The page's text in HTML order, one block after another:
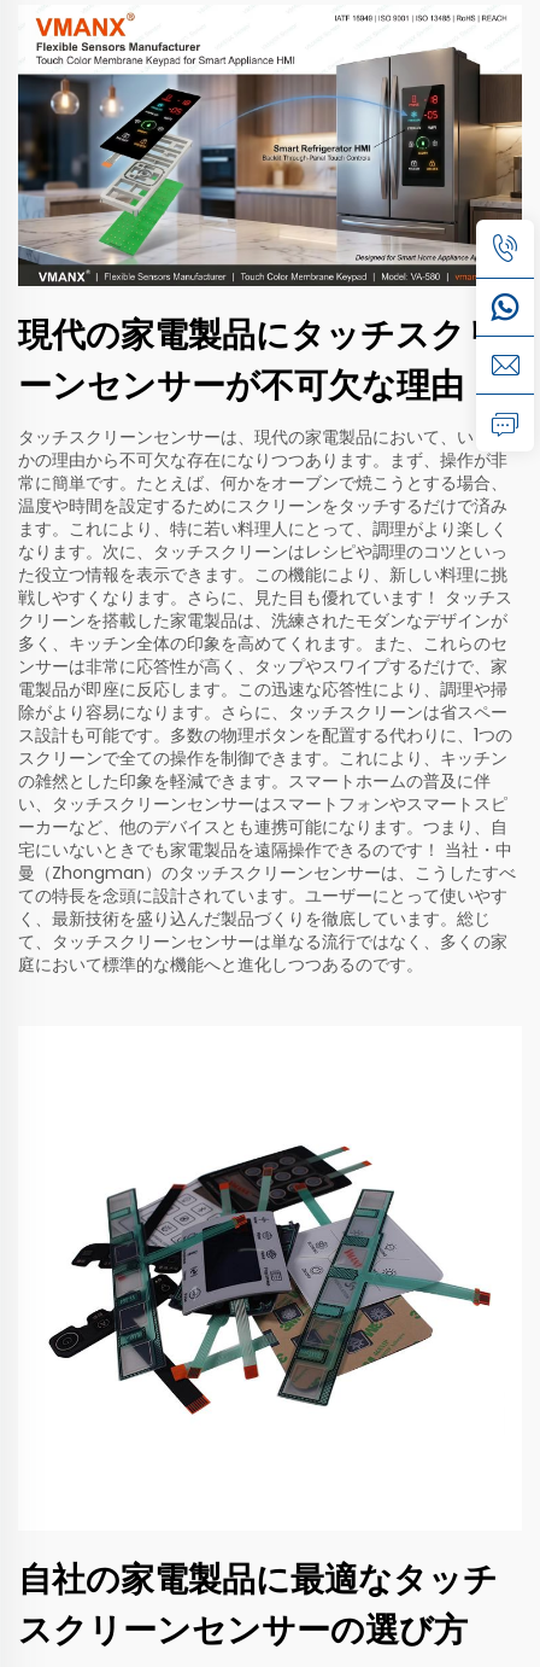
現代の家電製品にタッチスクリ
ーンセンサーが不可欠な理由
タッチスクリーンセンサーは、現代の家電製品において、いくつ
かの理由から不可欠な存在になりつつあります。まず、操作が非
常に簡単です。たとえば、何かをオーブンで焼こうとする場合、
温度や時間を設定するためにスクリーンをタッチするだけで済み
ます。これにより、特に若い料理人にとって、調理がより楽しく
なります。次に、タッチスクリーンはレシピや調理のコツといっ
た役立つ情報を表示できます。この機能により、新しい料理に挑
戦しやすくなります。さらに、見た目も優れています！ タッチス
クリーンを搭載した家電製品は、洗練されたモダンなデザインが
多く、キッチン全体の印象を高めてくれます。また、これらのセ
ンサーは非常に応答性が高く、タップやスワイプするだけで、家
電製品が即座に反応します。この迅速な応答性により、調理や掃
除がより容易になります。さらに、タッチスクリーンは省スペー
ス設計も可能です。多数の物理ボタンを配置する代わりに、1つの
スクリーンで全ての操作を制御できます。これにより、キッチン
の雑然とした印象を軽減できます。スマートホームの普及に伴
い、タッチスクリーンセンサーはスマートフォンやスマートスピ
ーカーなど、他のデバイスとも連携可能になります。つまり、自
宅にいないときでも家電製品を遠隔操作できるのです！ 当社・中
曼（Zhongman）のタッチスクリーンセンサーは、こうしたすべ
ての特長を念頭に設計されています。ユーザーにとって使いやす
く、最新技術を盛り込んだ製品づくりを徹底しています。総じ
て、タッチスクリーンセンサーは単なる流行ではなく、多くの家
庭において標準的な機能へと進化しつつあるのです。
自社の家電製品に最適なタッチ
スクリーンセンサーの選び方